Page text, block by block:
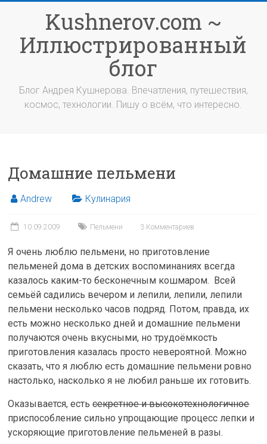
содержимомуKushnerov.com ~
Иллюстрированный
блог
Блог Андрея Кушнерова. Впечатления, путешествия,
космос, технологии. Пишу о всём, что интересно.
Домашние пельмени
Andrew Кулинария
10.09.2009 Пельмени 3 Комментариев
Я очень люблю пельмени, но приготовление
пельменей дома в детских воспоминаниях всегда
казалось каким-то бесконечным кошмаром. Всей
семьёй садились вечером и лепили, лепили, лепили
пельмени несколько часов подряд. Потом, правда, их
есть можно несколько дней и домашние пельмени
получаются очень вкусными, но трудоёмкость
приготовления казалась просто невероятной. Можно
сказать, что я люблю есть домашние пельмени ровно
настолько, насколько я не любил раньше их готовить.
Оказывается, естьсекретное и высокотехнологичное
приспособление сильно упрощающие процесс лепки и
ускоряющие приготовление пельменей в разы.